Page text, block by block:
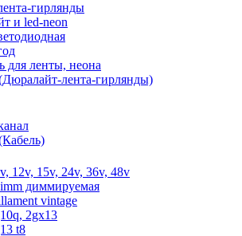
гирлянды
и led-neon
для ленты, неона
лента-гирлянды)
12v, 15v, 24v, 36v, 48v
диммируемая
vintage
2gx13
t8